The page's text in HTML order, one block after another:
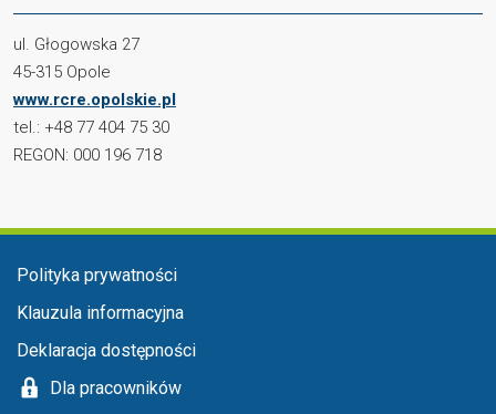
ul. Głogowska 27
45-315 Opole
www.rcre.opolskie.pl
tel.: +48 77 404 75 30
REGON: 000 196 718
Menu stopka
Polityka prywatności
Klauzula informacyjna
Deklaracja dostępności
Dla pracowników